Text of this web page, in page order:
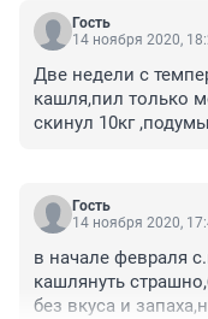
Гость
14 ноября 2020,
Две недели с
кашля,пил только
скинул 10кг
Гость
14 ноября 2020,
в начале февраля
кашлянуть
без вкуса и